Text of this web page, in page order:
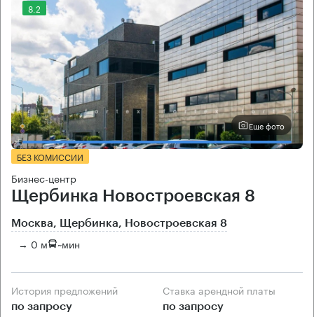
8.2
Еще фото
БЕЗ КОМИССИИ
Бизнес-центр
Щербинка Новостроевская 8
Москва, Щербинка, Новостроевская 8
→ 0 м ~мин
История предложений
по запросу
Ставка арендной платы
по запросу